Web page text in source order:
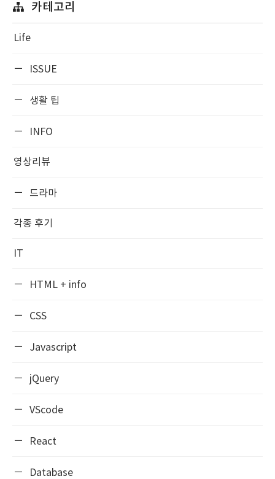
카테고리
Life
ISSUE
생활 팁
INFO
영상리뷰
드라마
각종 후기
IT
HTML + info
CSS
Javascript
jQuery
VScode
React
Database